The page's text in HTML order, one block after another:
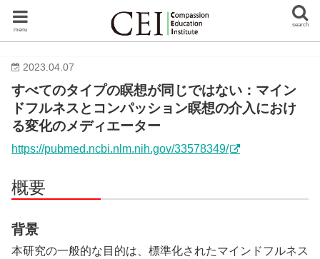
search
menu
2023.04.07
すべてのタイプの瞑想が同じではない：マイン
ドフルネスとコンパッション瞑想の介入におけ
る変化のメディエーター
https://pubmed.ncbi.nlm.nih.gov/33578349/
概要
背景
本研究の一般的な目的は、標準化されたマインドフルネス